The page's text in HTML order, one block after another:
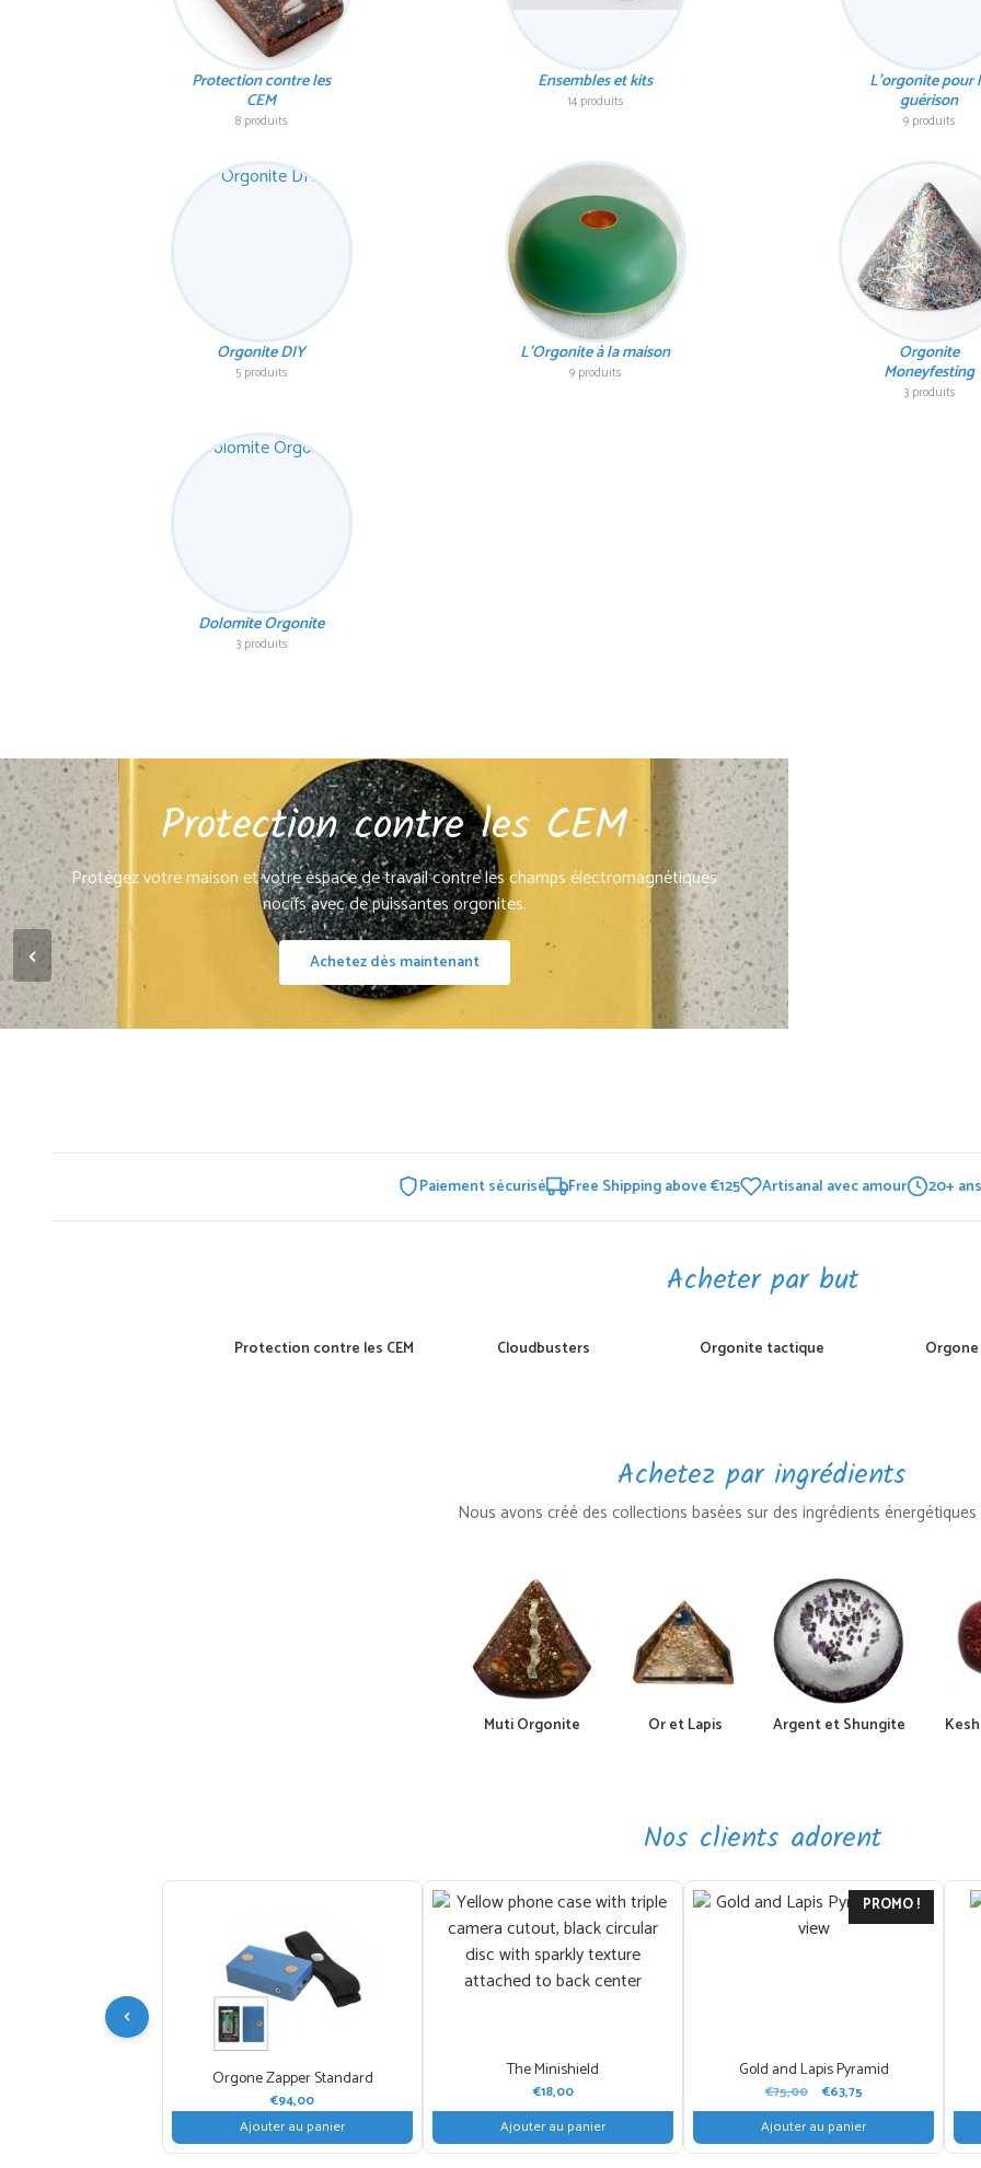
Protection contre les
CEM
8 produits
Ensembles et kits
14 produits
L'orgonite pour
guérison
9 produits
Orgonite DIY
5 produits
L'Orgonite à la maison
9 produits
Orgonite
Moneyfesting
3 produits
Dolomite Orgonite
3 produits
Protection contre les CEM
Protègez votre maison et votre espace de travail contre les champs électromagnétiques
nocifs avec de puissantes orgonites.
Achetez dès maintenant
‹
Paiement sécurisé Free Shipping above €125 Artisanal avec amour 20+
Acheter par but
Protection contre les CEM Cloudbusters Orgonite tactique
Achetez par ingrédients
Nous avons créé des collections basées sur des ingrédients énergétiques
Muti Orgonite Or et Lapis Argent et Shungite
Nos clients adorent
‹
Orgone Zapper Standard
€94,00
Ajouter au panier
The Minishield
€18,00
Ajouter au panier
PROMO !
Gold and Lapis Pyramid
€75,00
Le
prix
initial
était :
€63,75Le
prix
actuel
est :
Ajouter au panier